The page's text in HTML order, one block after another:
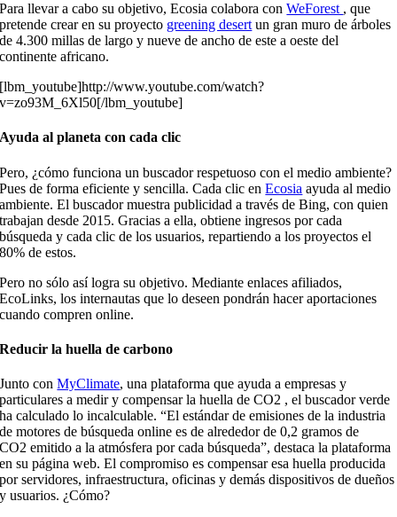
Para llevar a cabo su objetivo, Ecosia colabora conWeForest , que
pretende crear en su proyecto greening desert un gran muro de árboles
de 4.300 millas de largo y nueve de ancho de este a oeste del
continente africano.
[lbm_youtube]http://www.youtube.com/watch?
v=zo93M_6Xl50[/lbm_youtube]
Ayuda al planeta con cada clic
Pero, ¿cómo funciona un buscador respetuoso con el medio ambiente?
Pues de forma eficiente y sencilla. Cada clic enEcosia ayuda al medio
ambiente. El buscador muestra publicidad a través de Bing, con quien
trabajan desde 2015. Gracias a ella, obtiene ingresos por cada
búsqueda y cada clic de los usuarios, repartiendo a los proyectos el
80% de estos.
Pero no sólo así logra su objetivo. Mediante enlaces afiliados,
EcoLinks, los internautas que lo deseen pondrán hacer aportaciones
cuando compren online.
Reducir la huella de carbono
Junto conMyClimate, una plataforma que ayuda a empresas y
particulares a medir y compensar la huella de CO2 , el buscador verde
ha calculado lo incalculable. “El estándar de emisiones de la industria
de motores de búsqueda online es de alrededor de 0,2 gramos de
CO2 emitido a la atmósfera por cada búsqueda”, destaca la plataforma
en su página web. El compromiso es compensar esa huella producida
por servidores, infraestructura, oficinas y demás dispositivos de dueños
y usuarios. ¿Cómo?